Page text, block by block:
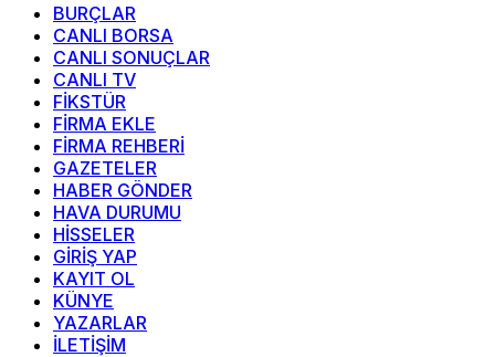
BURÇLAR
CANLI BORSA
CANLI SONUÇLAR
CANLI TV
FİKSTÜR
FİRMA EKLE
FİRMA REHBERİ
GAZETELER
HABER GÖNDER
HAVA DURUMU
HİSSELER
GİRİŞ YAP
KAYIT OL
KÜNYE
YAZARLAR
İLETİŞİM